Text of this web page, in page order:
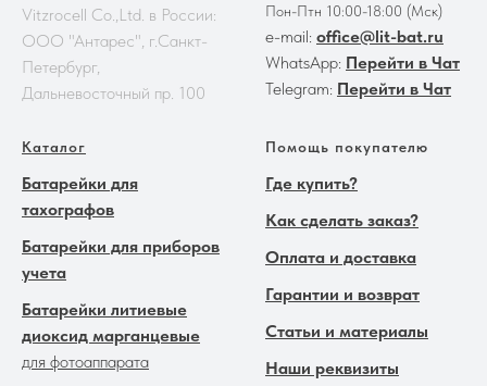
Vitzrocell Co.,Ltd. в России:
ООО "Антарес", г.Санкт-
Петербург,
Дальневосточный пр. 100
Пон-Птн 10:00-18:00 (Мск)
e-mail: office@lit-bat.ru
WhatsApp: Перейти в Чат
Telegram: Перейти в Чат
Каталог
Батарейки для
тахографов
Батарейки для приборов
учета
Батарейки литиевые
диоксид марганцевые
для фотоаппарата
Помощь покупателю
Где купить?
Как сделать заказ?
Оплата и доставка
Гарантии и возврат
Статьи и материалы
Наши реквизиты